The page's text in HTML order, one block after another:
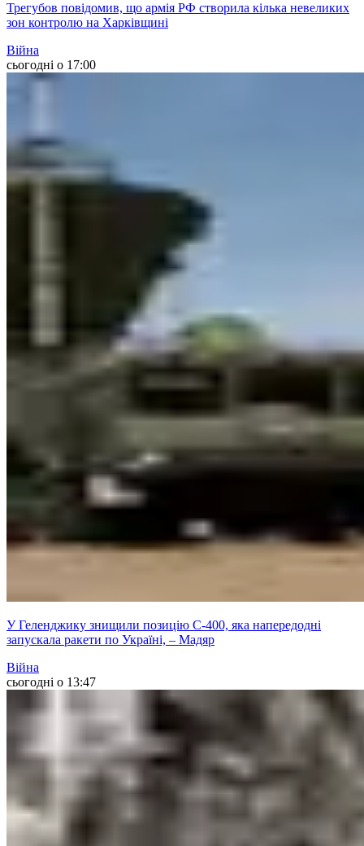
Трегубов повідомив, що армія РФ створила кілька невеликих
зон контролю на Харківщині
Війна
сьогодні о 17:00
У Геленджику знищили позицію С-400, яка напередодні
запускала ракети по Україні, – Мадяр
Війна
сьогодні о 13:47